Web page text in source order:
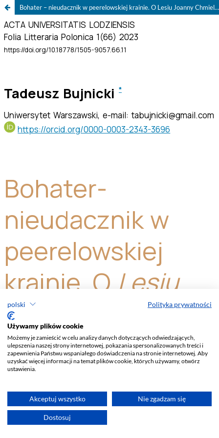
polski Polityka prywatności
Używamy plików cookie
Możemy je zamieścić w celu analizy danych dotyczących odwiedzających,
ulepszenia naszej strony internetowej, pokazania spersonalizowanych treści i
zapewnienia Państwu wspaniałego doświadczenia na stronie internetowej. Aby
uzyskać więcej informacji na temat plików cookie, których używamy, otwórz
ustawienia.
Akceptuj wszystko Nie zgadzam się
Dostosuj
Bohater – nieudacznik w peerelowskiej krainie. O Lesiu Joanny Chmielewskiej